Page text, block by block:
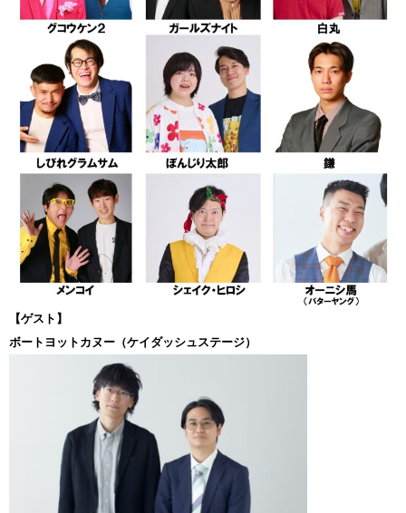
【ゲスト】
ボートヨットカヌー（ケイダッシュステージ）